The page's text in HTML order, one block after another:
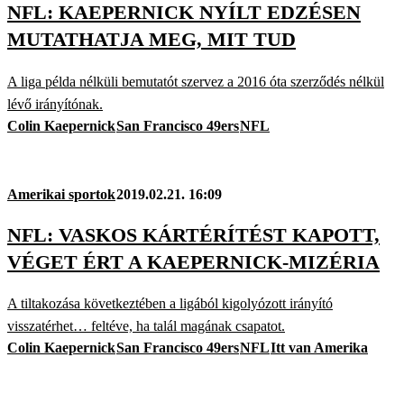
NFL: KAEPERNICK NYÍLT EDZÉSEN
MUTATHATJA MEG, MIT TUD
A liga példa nélküli bemutatót szervez a 2016 óta szerződés nélkül
lévő irányítónak.
Colin KaepernickSan Francisco 49ersNFL
Amerikai sportok2019.02.21. 16:09
NFL: VASKOS KÁRTÉRÍTÉST KAPOTT,
VÉGET ÉRT A KAEPERNICK-MIZÉRIA
A tiltakozása következtében a ligából kigolyózott irányító
visszatérhet… feltéve, ha talál magának csapatot.
Colin KaepernickSan Francisco 49ersNFLItt van Amerika